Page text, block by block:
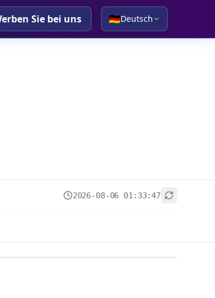
Sie bei uns 🇩🇪Deutsch
2026-08-06 01:33:47